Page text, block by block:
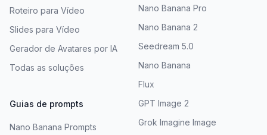
Roteiro para Vídeo
Slides para Vídeo
Gerador de Avatares por IA
Todas as soluções
Guias de prompts
Nano Banana Prompts
Nano Banana Pro
Nano Banana 2
Seedream 5.0
Nano Banana
Flux
GPT Image 2
Grok Imagine Image